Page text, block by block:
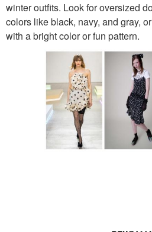
winter outfits. Look for oversized
colors like black, navy, and gray,
with a bright color or fun pattern.